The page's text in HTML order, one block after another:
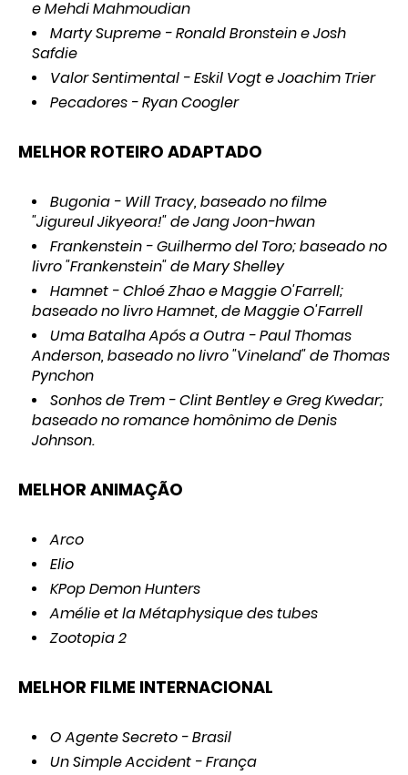
e Mehdi Mahmoudian
Marty Supreme - Ronald Bronstein e Josh
Safdie
Valor Sentimental - Eskil Vogt e Joachim Trier
Pecadores - Ryan Coogler
MELHOR ROTEIRO ADAPTADO
Bugonia - Will Tracy, baseado no filme
"Jigureul Jikyeora!" de Jang Joon-hwan
Frankenstein - Guilhermo del Toro; baseado no
livro "Frankenstein" de Mary Shelley
Hamnet - Chloé Zhao e Maggie O'Farrell;
baseado no livro Hamnet, de Maggie O'Farrell
Uma Batalha Após a Outra - Paul Thomas
Anderson, baseado no livro "Vineland" de Thomas
Pynchon
Sonhos de Trem - Clint Bentley e Greg Kwedar;
baseado no romance homônimo de Denis
Johnson.
MELHOR ANIMAÇÃO
Arco
Elio
KPop Demon Hunters
Amélie et la Métaphysique des tubes
Zootopia 2
MELHOR FILME INTERNACIONAL
O Agente Secreto - Brasil
Un Simple Accident - França